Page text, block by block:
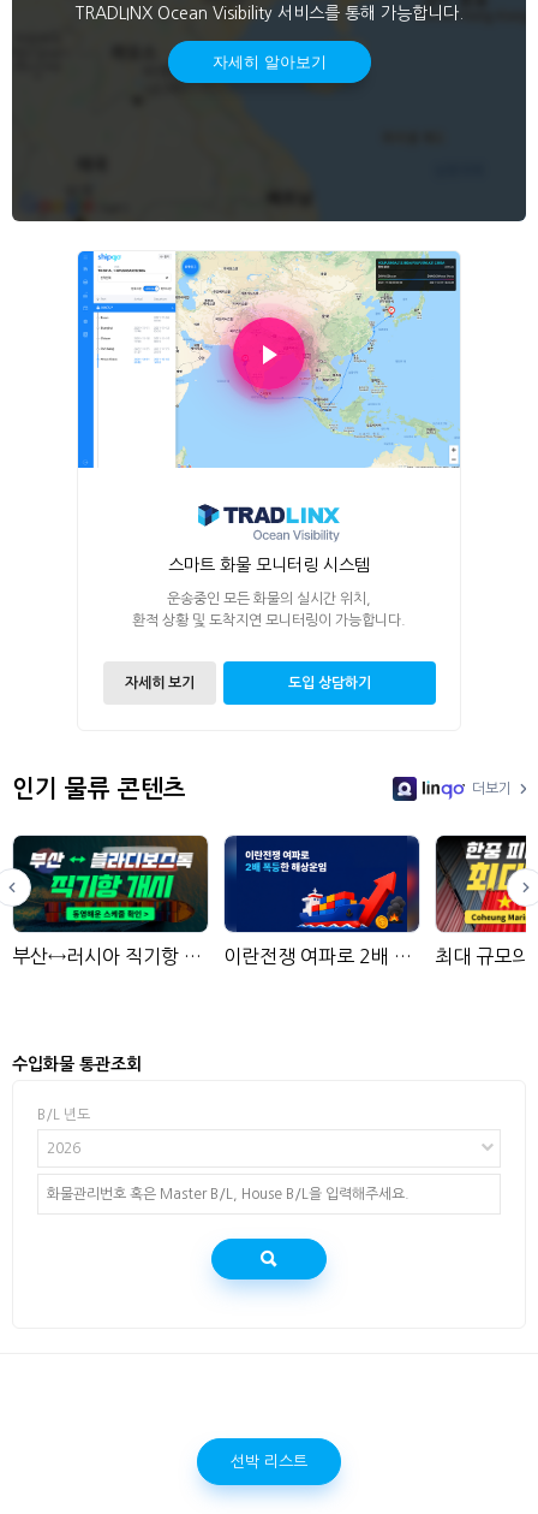
TRADLINX Ocean Visibility 서비스를 통해 가능합니다.
자세히 알아보기
스마트 화물 모니터링 시스템
운송중인 모든 화물의 실시간 위치,
환적 상황 및 도착지연 모니터링이 가능합니다.
자세히 보기 도입 상담하기
인기 물류 콘텐츠
LinGo
더보기
부산↔러시아 직기항 서비스 보기 이란전쟁 여파로 2배 폭등한 해상운임: 물류 담당자가 주목해야 할 핵심 리스크
수입화물 통관조회
B/L 년도
2026
선박 리스트